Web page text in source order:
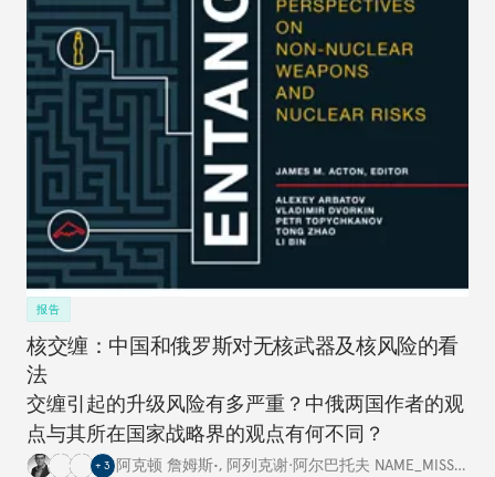
报告
核交缠：中国和俄罗斯对无核武器及核风险的看
法
交缠引起的升级风险有多严重？中俄两国作者的观
点与其所在国家战略界的观点有何不同？
+ 3 阿克顿 詹姆斯•, 阿列克谢·阿尔巴托夫 NAME_MISSING